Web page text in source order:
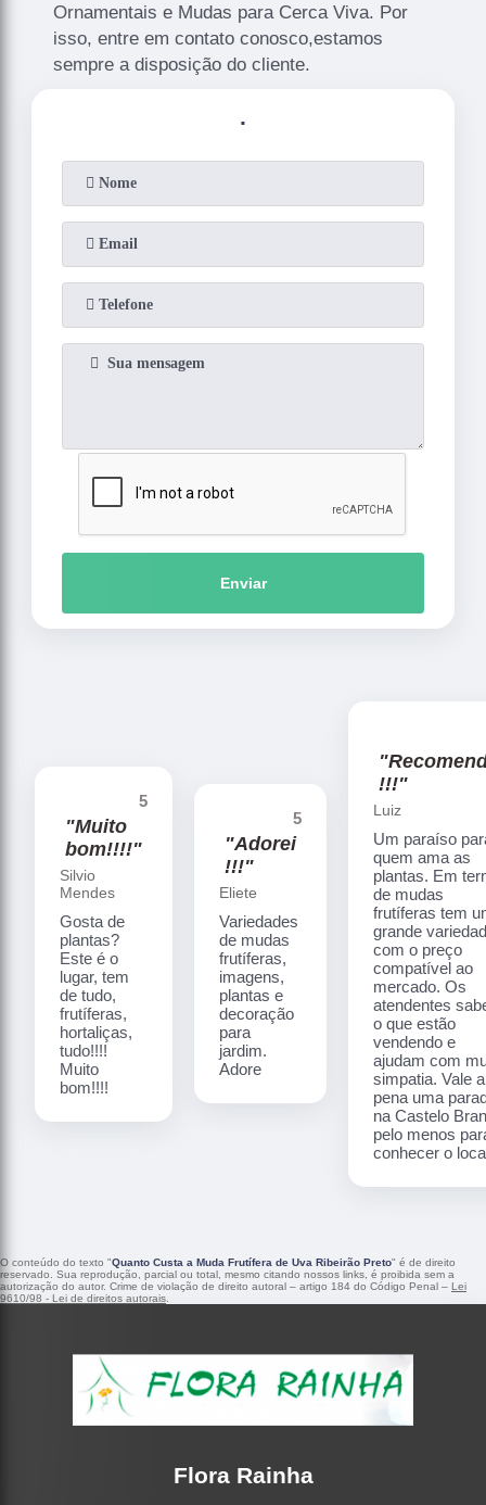
Ornamentais e Mudas para Cerca Viva. Por
isso, entre em contato conosco,estamos
sempre a disposição do cliente.
.
Enviar
5
"Muito
bom!!!!"
Silvio
Mendes
Gosta de
plantas?
Este é o
lugar, tem
de tudo,
frutíferas,
hortaliças,
tudo!!!!
Muito
bom!!!!
5
"Adorei
!!!"
Eliete
Variedades
de mudas
frutíferas,
imagens,
plantas e
decoração
para
jardim.
Adore
!!!"
Luiz
Um paraíso
quem ama as
plantas. Em
de mudas
frutíferas tem
grande
com o preço
compatível ao
mercado. Os
atendentes
o que estão
vendendo e
ajudam com
simpatia. Vale a
pena uma
na Castelo
pelo menos
conhecer o
O conteúdo do texto "Quanto Custa a Muda Frutífera de Uva Ribeirão Preto" é de direito
reservado. Sua reprodução, parcial ou total, mesmo citando nossos links, é proibida sem a
autorização do autor. Crime de violação de direito autoral – artigo 184 do Código Penal – Lei
9610/98 - Lei de direitos autorais
Flora Rainha